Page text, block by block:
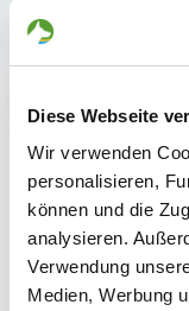
Diese Webseite
Wir verwenden
personalisieren,
können und die
analysieren.
Verwendung
Medien, Werbung
Founded:
06.08.2008
Breeder:
Andreas
Street/No.: